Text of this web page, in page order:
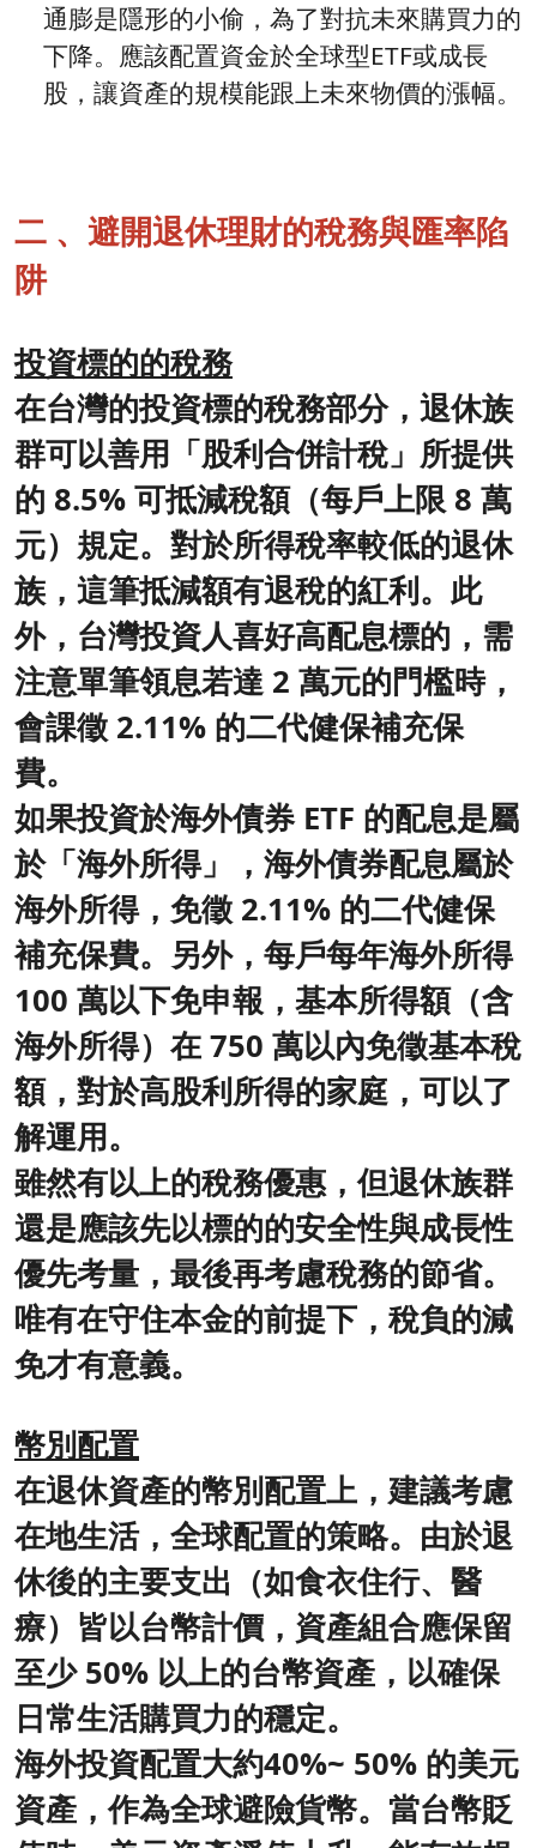
通膨是隱形的小偷，為了對抗未來購買力的
下降。應該配置資金於全球型ETF或成長
股，讓資產的規模能跟上未來物價的漲幅。
二 、避開退休理財的稅務與匯率陷
阱
投資標的的稅務
在台灣的投資標的稅務部分，退休族
群可以善用「股利合併計稅」所提供
的 8.5% 可抵減稅額（每戶上限 8 萬
元）規定。對於所得稅率較低的退休
族，這筆抵減額有退稅的紅利。此
外，台灣投資人喜好高配息標的，需
注意單筆領息若達 2 萬元的門檻時，
會課徵 2.11% 的二代健保補充保
費。
如果投資於海外債券 ETF 的配息是屬
於「海外所得」，海外債券配息屬於
海外所得，免徵 2.11% 的二代健保
補充保費。另外，每戶每年海外所得
100 萬以下免申報，基本所得額（含
海外所得）在 750 萬以內免徵基本稅
額，對於高股利所得的家庭，可以了
解運用。
雖然有以上的稅務優惠，但退休族群
還是應該先以標的的安全性與成長性
優先考量，最後再考慮稅務的節省。
唯有在守住本金的前提下，稅負的減
免才有意義。
幣別配置
在退休資產的幣別配置上，建議考慮
在地生活，全球配置的策略。由於退
休後的主要支出（如食衣住行、醫
療）皆以台幣計價，資產組合應保留
至少 50% 以上的台幣資產，以確保
日常生活購買力的穩定。
海外投資配置大約40%~ 50% 的美元
資產，作為全球避險貨幣。當台幣貶